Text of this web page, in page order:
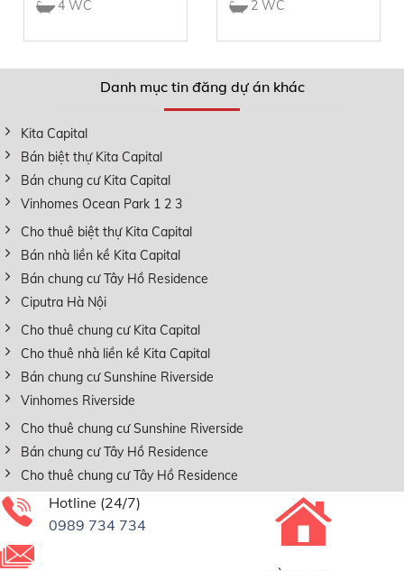
4 WC 2 WC
Danh mục tin đăng dự án khác
Kita Capital
Bán biệt thự Kita Capital
Bán chung cư Kita Capital
Vinhomes Ocean Park 1 2 3
Cho thuê biệt thự Kita Capital
Bán nhà liền kề Kita Capital
Bán chung cư Tây Hồ Residence
Ciputra Hà Nội
Cho thuê chung cư Kita Capital
Cho thuê nhà liền kề Kita Capital
Bán chung cư Sunshine Riverside
Vinhomes Riverside
Cho thuê chung cư Sunshine Riverside
Bán chung cư Tây Hồ Residence
Cho thuê chung cư Tây Hồ Residence
Hotline (24/7)
0989 734 734